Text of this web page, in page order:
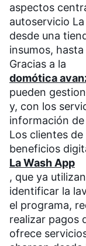
aspectos
autoservicio
desde una
insumos,
Gracias a la
domótica
pueden
y, con los
información
Los clientes
beneficios
La Wash App
, que ya
identificar la
el programa,
realizar pagos
ofrece